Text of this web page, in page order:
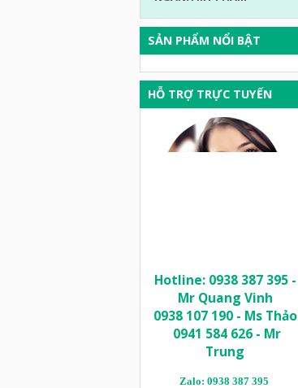
SẢN PHẨM NỔI BẬT
HỖ TRỢ TRỰC TUYẾN
Hotline: 0938 387 395 -
Mr Quang Vinh
0938 107 190 - Ms Thảo
0941 584 626 - Mr
Trung
Zalo: 0938 387 395